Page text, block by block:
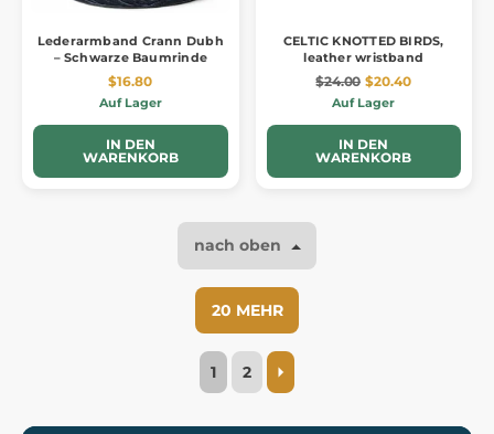
Lederarmband Crann Dubh
– Schwarze Baumrinde
$16.80
Auf Lager
IN DEN
WARENKORB
CELTIC KNOTTED BIRDS,
leather wristband
$24.00 $20.40
Auf Lager
IN DEN
WARENKORB
nach oben
20 MEHR
1 2